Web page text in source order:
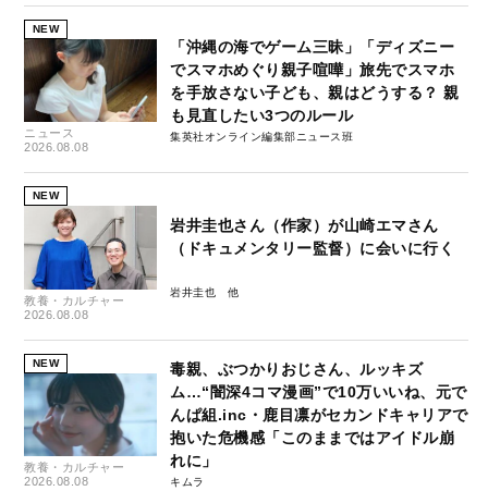
NEW
ニュース
2026.08.08
「沖縄の海でゲーム三昧」「ディズニー
でスマホめぐり親子喧嘩」旅先でスマホ
を手放さない子ども、親はどうする？ 親
も見直したい3つのルール
集英社オンライン編集部ニュース班
NEW
教養・カルチャー
2026.08.08
岩井圭也さん（作家）が山崎エマさん
（ドキュメンタリー監督）に会いに行く
岩井圭也
NEW
教養・カルチャー
2026.08.08
毒親、ぶつかりおじさん、ルッキズ
ム…“闇深4コマ漫画”で10万いいね、元で
んぱ組.inc・鹿目凛がセカンドキャリアで
抱いた危機感「このままではアイドル崩
れに」
キムラ